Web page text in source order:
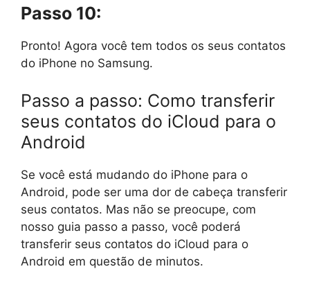
Passo 10:
Pronto! Agora você tem todos os seus contatos
do iPhone no Samsung.
Passo a passo: Como transferir
seus contatos do iCloud para o
Android
Se você está mudando do iPhone para o
Android, pode ser uma dor de cabeça transferir
seus contatos. Mas não se preocupe, com
nosso guia passo a passo, você poderá
transferir seus contatos do iCloud para o
Android em questão de minutos.